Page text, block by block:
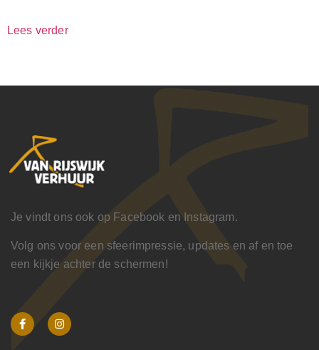
Lees verder
Je vindt ons ook op Facebook en Instagram.
Volg ons voor een sfeerimpressie, updates en af en toe
een kijkje achter de schermen!